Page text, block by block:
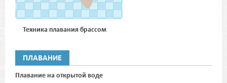
Техника плавания брассом
ПЛАВАНИЕ
Плавание на открытой воде